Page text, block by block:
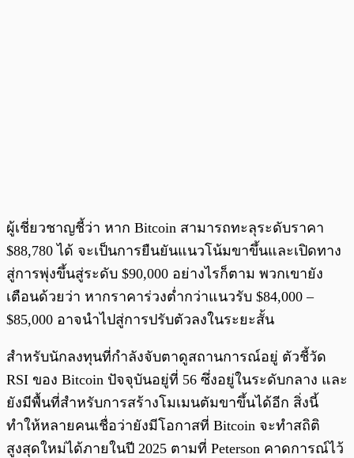
ผู้เชี่ยวชาญชี้ว่า หาก Bitcoin สามารถทะลุระดับราคา
$88,780 ได้ จะเป็นการยืนยันแนวโน้มขาขึ้นและเปิดทาง
สู่การพุ่งขึ้นสู่ระดับ $90,000 อย่างไรก็ตาม พวกเขายัง
เตือนด้วยว่า หากราคาร่วงต่ำกว่าแนวรับ $84,000 –
$85,000 อาจนำไปสู่การปรับตัวลงในระยะสั้น
สำหรับนักลงทุนที่กำลังจับตาดูสถานการณ์อยู่ ตัวชี้วัด
RSI ของ Bitcoin ปัจจุบันอยู่ที่ 56 ซึ่งอยู่ในระดับกลาง และ
ยังมีพื้นที่สำหรับการสร้างโมเมนตัมขาขึ้นได้อีก สิ่งนี้
ทำให้หลายคนเชื่อว่ายังมีโอกาสที่ Bitcoin จะทำสถิติ
สูงสุดใหม่ได้ภายในปี 2025 ตามที่ Peterson คาดการณ์ไว้